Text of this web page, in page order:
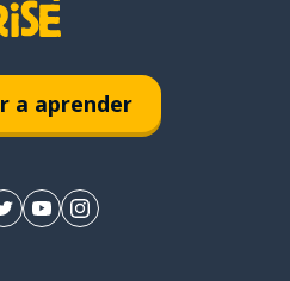
a aprender